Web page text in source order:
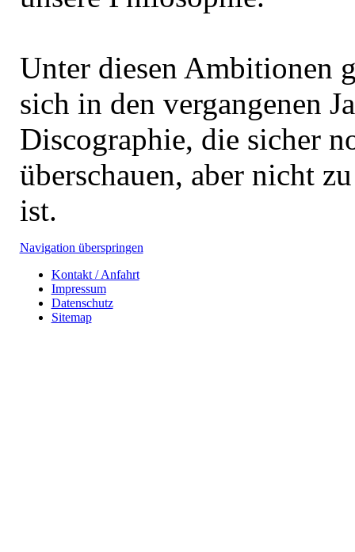
Unter diesen Ambitionen
sich in den vergangenen
Discographie, die sicher
überschauen, aber nicht
ist.
Navigation überspringen
Kontakt / Anfahrt
Impressum
Datenschutz
Sitemap